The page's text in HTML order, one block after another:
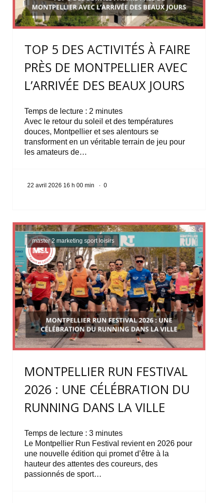
TOP 5 DES ACTIVITÉS À FAIRE
PRÈS DE MONTPELLIER AVEC
L’ARRIVÉE DES BEAUX JOURS
Temps de lecture : 2 minutes
Avec le retour du soleil et des températures
douces, Montpellier et ses alentours se
transforment en un véritable terrain de jeu pour
les amateurs de…
22 avril 2026 16 h 00 min · 0
master 2 marketing sport loisirs
MONTPELLIER RUN FESTIVAL
2026 : UNE CÉLÉBRATION DU
RUNNING DANS LA VILLE
Temps de lecture : 3 minutes
Le Montpellier Run Festival revient en 2026 pour
une nouvelle édition qui promet d’être à la
hauteur des attentes des coureurs, des
passionnés de sport…